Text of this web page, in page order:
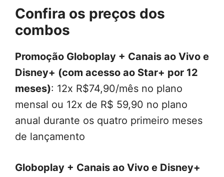
Confira os preços dos
combos
Promoção Globoplay + Canais ao Vivo e
Disney+ (com acesso ao Star+ por 12
meses): 12x R$74,90/mês no plano
mensal ou 12x de R$ 59,90 no plano
anual durante os quatro primeiro meses
de lançamento
Globoplay + Canais ao Vivo e Disney+